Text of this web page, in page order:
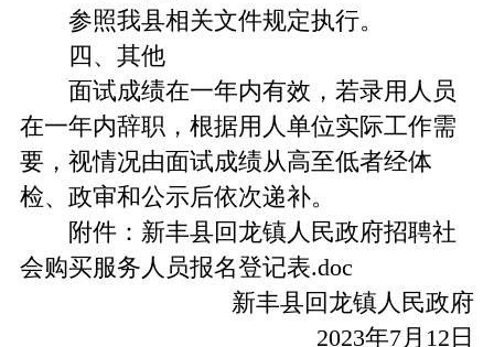
参照我县相关文件规定执行。
四、其他
面试成绩在一年内有效，若录用人员
在一年内辞职，根据用人单位实际工作需
要，视情况由面试成绩从高至低者经体
检、政审和公示后依次递补。
附件：新丰县回龙镇人民政府招聘社
会购买服务人员报名登记表.doc
新丰县回龙镇人民政府
2023年7月12日